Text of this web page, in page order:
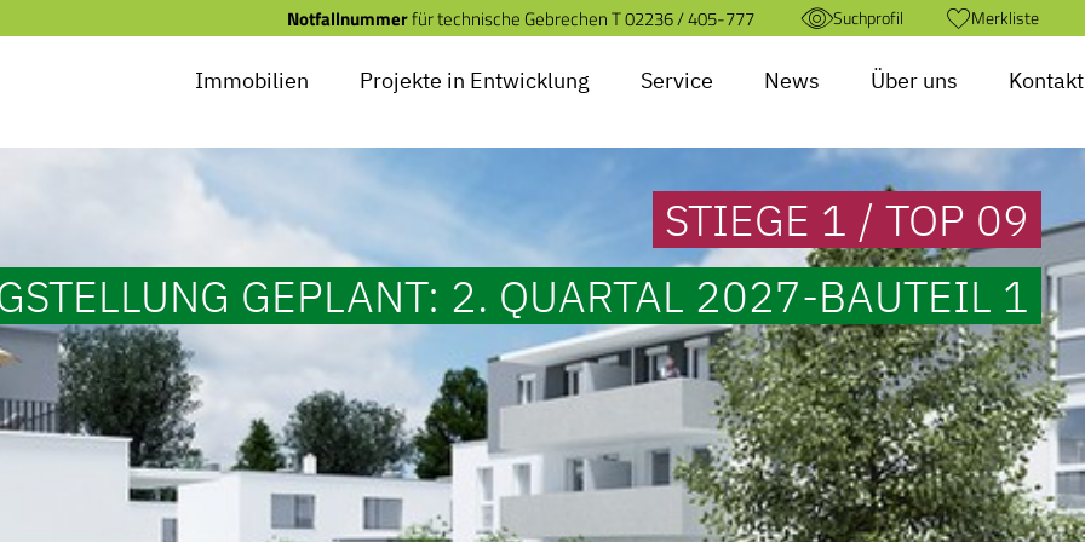
Notfallnummerfür technische Gebrechen T02236 / 405-777 Suchprofil Merkliste
Immobilien Projekte in Entwicklung Service News Über uns Kontakt
STIEGE 1 / TOP 09
GEPLANT: 2. QUARTAL 2027-BAUTEIL 1